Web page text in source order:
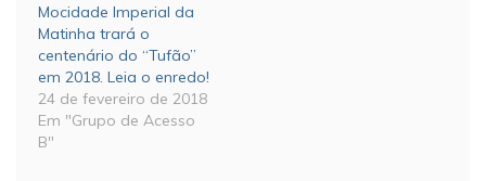
Mocidade Imperial da
Matinha trará o
centenário do “Tufão”
em 2018. Leia o enredo!
24 de fevereiro de 2018
Em "Grupo de Acesso
B"